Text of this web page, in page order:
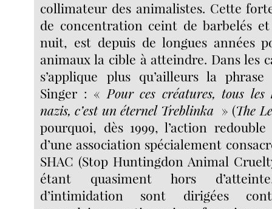
collimateur des animalistes. Cette
de concentration ceint de barbelés
nuit, est depuis de longues années
animaux la cible à atteindre. Dans les
s’applique plus qu’ailleurs la phrase
Singer : « Pour ces créatures, tous les
nazis, c’est un éternel Treblinka » (The
pourquoi, dès 1999, l’action
d’une association spécialement
SHAC (Stop Huntingdon Animal
étant quasiment hors
d’intimidation sont dirigées